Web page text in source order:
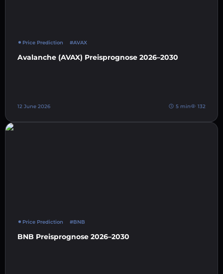
Price Prediction #AVAX
Avalanche (AVAX) Preisprognose 2026–2030
12 June 2026 5 min 132
Price Prediction #BNB
BNB Preisprognose 2026–2030